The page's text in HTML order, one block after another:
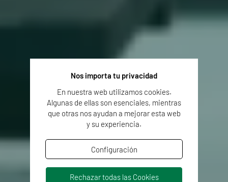
Nos importa tu privacidad
En nuestra web utilizamos cookies.
Algunas de ellas son esenciales, mientras
que otras nos ayudan a mejorar esta web
y su experiencia.
Configuración
Rechazar todas las Cookies